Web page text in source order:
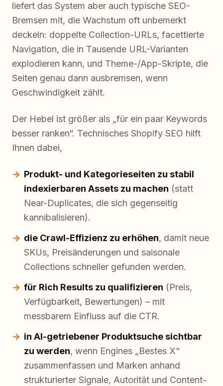
liefert das System aber auch typische SEO-
Bremsen mit, die Wachstum oft unbemerkt
deckeln: doppelte Collection-URLs, facettierte
Navigation, die in Tausende URL-Varianten
explodieren kann, und Theme-/App-Skripte, die
Seiten genau dann ausbremsen, wenn
Geschwindigkeit zählt.
Der Hebel ist größer als „für ein paar Keywords
besser ranken“. Technisches Shopify SEO hilft
Ihnen dabei,
Produkt- und Kategorieseiten zu stabil
indexierbaren Assets zu machen (statt
Near-Duplicates, die sich gegenseitig
kannibalisieren).
die Crawl-Effizienz zu erhöhen, damit neue
SKUs, Preisänderungen und saisonale
Collections schneller gefunden werden.
für Rich Results zu qualifizieren (Preis,
Verfügbarkeit, Bewertungen) – mit
messbarem Einfluss auf die CTR.
in AI-getriebener Produktsuche sichtbar
zu werden, wenn Engines „Bestes X“
zusammenfassen und Marken anhand
strukturierter Signale, Autorität und Content-